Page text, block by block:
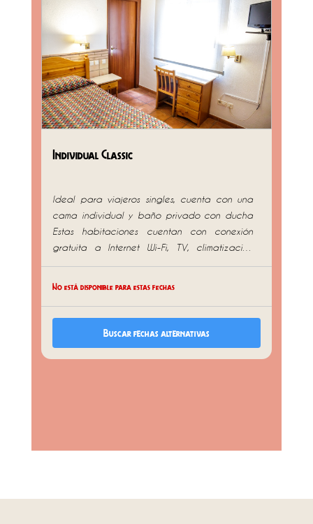
diseño y sentir el pulso de la ciudad desde
una estancia distinguida. En esta tipologia
de habitación no aceptamos mascotas
Individual Classic
Ideal para viajeros singles, cuenta con una
cama individual y baño privado con ducha
Estas habitaciones cuentan con conexión
gratuita a Internet Wi-Fi, TV, climatización
No está disponible para estas fechas
Buscar fechas alternativas